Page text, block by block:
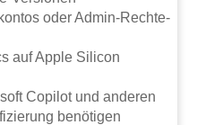
oder Admin-Rechte-
auf Apple Silicon
Copilot und anderen
benötigen